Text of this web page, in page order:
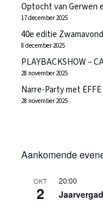
Optocht van Gerwen
17 december 2025
40e editie
8 december 2025
PLAYBACKSHOW –
28 november 2025
Narre-Party met
28 november 2025
Aankomende
OKT
2
20:00